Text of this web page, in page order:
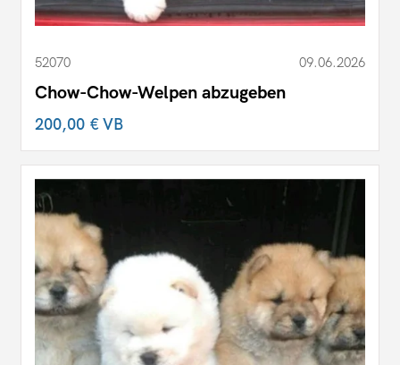
52070 09.06.2026
Chow-Chow-Welpen abzugeben
200,00 €VB